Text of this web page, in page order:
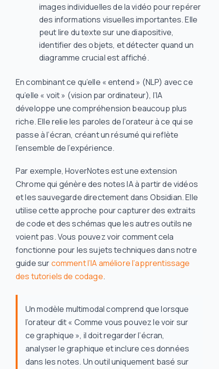
images individuelles de la vidéo pour repérer
des informations visuelles importantes. Elle
peut lire du texte sur une diapositive,
identifier des objets, et détecter quand un
diagramme crucial est affiché.
En combinant ce qu’elle « entend » (NLP) avec ce
qu’elle « voit » (vision par ordinateur), l’IA
développe une compréhension beaucoup plus
riche. Elle relie les paroles de l’orateur à ce qui se
passe à l’écran, créant un résumé qui reflète
l’ensemble de l’expérience.
Par exemple, HoverNotes est une extension
Chrome qui génère des notes IA à partir de vidéos
et les sauvegarde directement dans Obsidian. Elle
utilise cette approche pour capturer des extraits
de code et des schémas que les autres outils ne
voient pas. Vous pouvez voir comment cela
fonctionne pour les sujets techniques dans notre
guide surcomment l’IA améliore l’apprentissage
des tutoriels de codage.
Un modèle multimodal comprend que lorsque
l’orateur dit « Comme vous pouvez le voir sur
ce graphique », il doit regarder l’écran,
analyser le graphique et inclure ces données
dans les notes. Un outil uniquement basé sur